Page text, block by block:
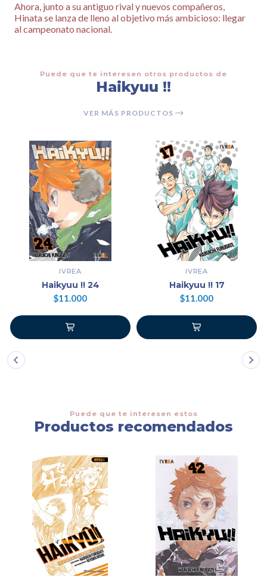
Ahora, junto a su antiguo rival y nuevos compañeros,
Hinata se lanza de lleno al objetivo más ambicioso: llegar
al campeonato nacional.
Puede que te interesen otros productos de
Haikyuu !!
VER MÁS PRODUCTOS
IVREA
Haikyuu !! 24
$11.000
IVREA
Haikyuu !! 17
$11.000
Puede que te interesen estos
Productos recomendados